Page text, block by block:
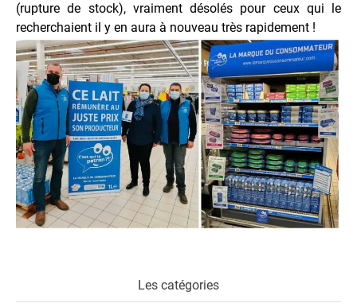
(rupture de stock), vraiment désolés pour ceux qui le
recherchaient il y en aura à nouveau très rapidement !
Les catégories